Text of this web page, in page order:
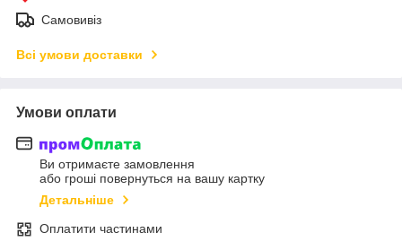
Самовивіз
Всі умови доставки
Умови оплати
Ви отримаєте замовлення
або гроші повернуться на вашу картку
Детальніше
Оплатити частинами